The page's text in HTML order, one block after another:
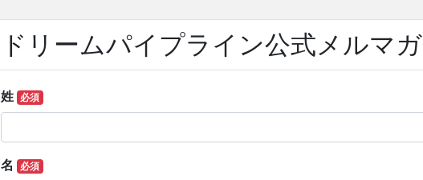
ドリームパイプライン公式メルマガ
姓 必須
名 必須